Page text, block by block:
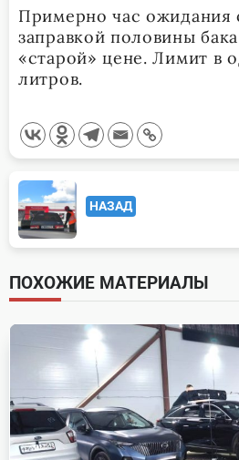
Примерно час ожидания
заправкой половины
«старой» цене. Лимит в
литров.
<span
class="nav-
subtitle
screen-
reader-
text">Page</span>
НАЗАД
ПОХОЖИЕ МАТЕРИАЛЫ